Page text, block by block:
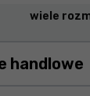
wiele
handlowe